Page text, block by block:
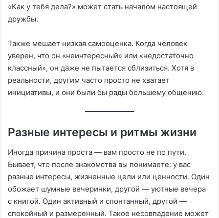
«Как у тебя дела?» может стать началом настоящей
дружбы.
Также мешает низкая самооценка. Когда человек
уверен, что он «неинтересный» или «недостаточно
классный», он даже не пытается сблизиться. Хотя в
реальности, другим часто просто не хватает
инициативы, и они были бы рады большему общению.
Разные интересы и ритмы жизни
Иногда причина проста — вам просто не по пути.
Бывает, что после знакомства вы понимаете: у вас
разные интересы, жизненные цели или ценности. Один
обожает шумные вечеринки, другой — уютные вечера
с книгой. Один активный и спонтанный, другой —
спокойный и размеренный. Такое несовпадение может